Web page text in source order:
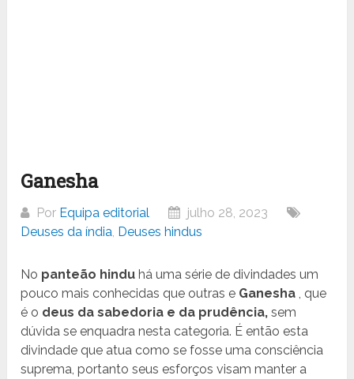
Ganesha
Por Equipa editorial
julho 28, 2023
Deuses da índia, Deuses hindus
No panteão hindu há uma série de divindades um
pouco mais conhecidas que outras e Ganesha , que
é o deus da sabedoria e da prudência, sem
dúvida se enquadra nesta categoria. É então esta
divindade que atua como se fosse uma consciência
suprema, portanto seus esforços visam manter a